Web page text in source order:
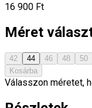
16 900 Ft
Méret
42 44 46 48
50
Kosárba
Válasszon méretet,